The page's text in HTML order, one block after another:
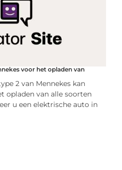
voor het opladen van
2 van Mennekes kan
opladen van alle soorten
u een elektrische auto in